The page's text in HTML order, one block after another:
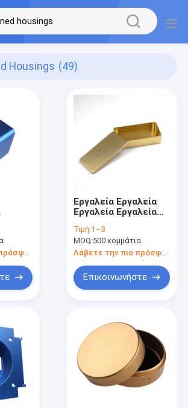
Housings (49)
Λάβετε την πιο πρόσφατη τιμή
Εργαλεία Εργαλεία
Εργαλεία Εργαλεία
Εργαλεία
Τιμή:1~3
MOQ:500 κομμάτια
Επικοινωνήστε